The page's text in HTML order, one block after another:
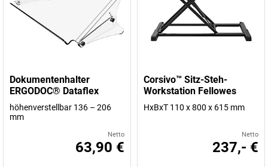
Dokumentenhalter
ERGODOC® Dataflex
höhenverstellbar 136 – 206
mm
Netto
63,90 €
Corsivo™ Sitz-Steh-
Workstation Fellowes
HxBxT 110 x 800 x 615 mm
Netto
237,- €